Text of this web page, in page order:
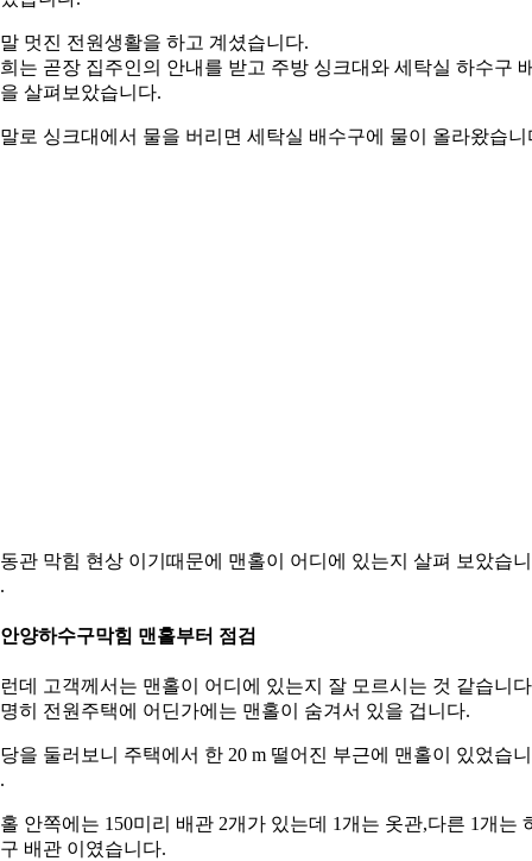
멋진 전원생활을 하고 계셨습니다.
는 곧장 집주인의 안내를 받고 주방 싱크대와 세탁실 하수구
살펴보았습니다.
로 싱크대에서 물을 버리면 세탁실 배수구에 물이 올라왔습니
관 막힘 현상 이기때문에 맨홀이 어디에 있는지 살펴 보았습니
양하수구막힘 맨홀부터 점검
데 고객께서는 맨홀이 어디에 있는지 잘 모르시는 것 같습니
히 전원주택에 어딘가에는 맨홀이 숨겨서 있을 겁니다.
을 둘러보니 주택에서 한 20 m 떨어진 부근에 맨홀이 있었습니
안쪽에는 150미리 배관 2개가 있는데 1개는 옷관,다른 1개는
배관 이였습니다.